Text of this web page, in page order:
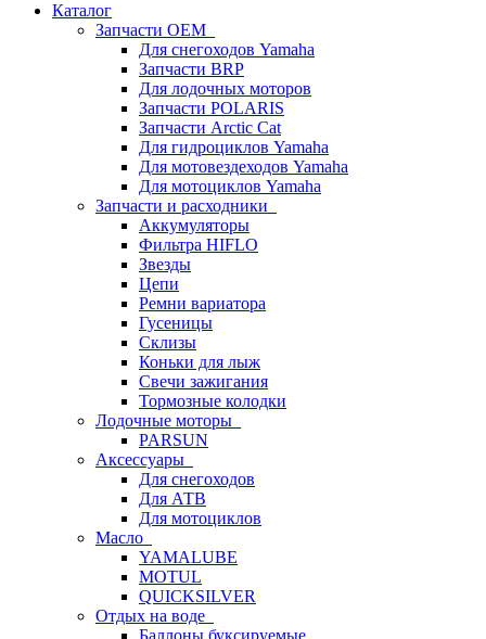
Каталог
Запчасти OEM
Для снегоходов Yamaha
Запчасти BRP
Для лодочных моторов
Запчасти POLARIS
Запчасти Arctic Cat
Для гидроциклов Yamaha
Для мотовездеходов Yamaha
Для мотоциклов Yamaha
Запчасти и расходники
Аккумуляторы
Фильтра HIFLO
Звезды
Цепи
Ремни вариатора
Гусеницы
Склизы
Коньки для лыж
Свечи зажигания
Тормозные колодки
Лодочные моторы
PARSUN
Аксессуары
Для снегоходов
Для АТВ
Для мотоциклов
Масло
YAMALUBE
MOTUL
QUICKSILVER
Отдых на воде
Баллоны буксируемые